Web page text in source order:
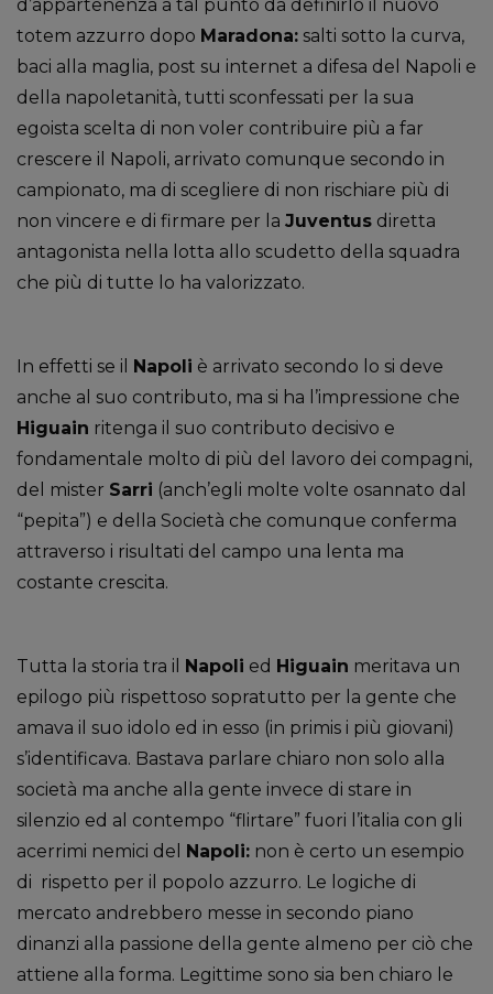
d’appartenenza a tal punto da definirlo il nuovo
totem azzurro dopo Maradona: salti sotto la curva,
baci alla maglia, post su internet a difesa del Napoli e
della napoletanità, tutti sconfessati per la sua
egoista scelta di non voler contribuire più a far
crescere il Napoli, arrivato comunque secondo in
campionato, ma di scegliere di non rischiare più di
non vincere e di firmare per la Juventus diretta
antagonista nella lotta allo scudetto della squadra
che più di tutte lo ha valorizzato.
In effetti se il Napoli è arrivato secondo lo si deve
anche al suo contributo, ma si ha l’impressione che
Higuain ritenga il suo contributo decisivo e
fondamentale molto di più del lavoro dei compagni,
del mister Sarri (anch’egli molte volte osannato dal
“pepita”) e della Società che comunque conferma
attraverso i risultati del campo una lenta ma
costante crescita.
Tutta la storia tra il Napoli ed Higuain meritava un
epilogo più rispettoso sopratutto per la gente che
amava il suo idolo ed in esso (in primis i più giovani)
s’identificava. Bastava parlare chiaro non solo alla
società ma anche alla gente invece di stare in
silenzio ed al contempo “flirtare” fuori l’italia con gli
acerrimi nemici del Napoli: non è certo un esempio
di rispetto per il popolo azzurro. Le logiche di
mercato andrebbero messe in secondo piano
dinanzi alla passione della gente almeno per ciò che
attiene alla forma. Legittime sono sia ben chiaro le